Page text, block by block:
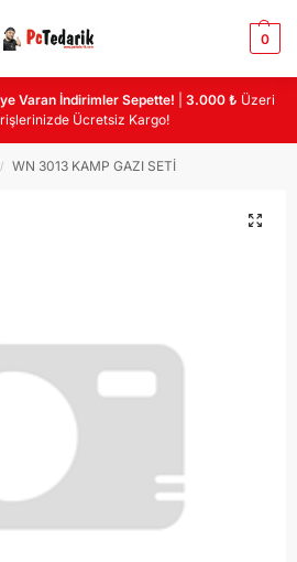
0
Varan İndirimler Sepette! |3.000 ₺ Üzeri
Ücretsiz Kargo!
/ WN 3013 KAMP GAZI SETİ